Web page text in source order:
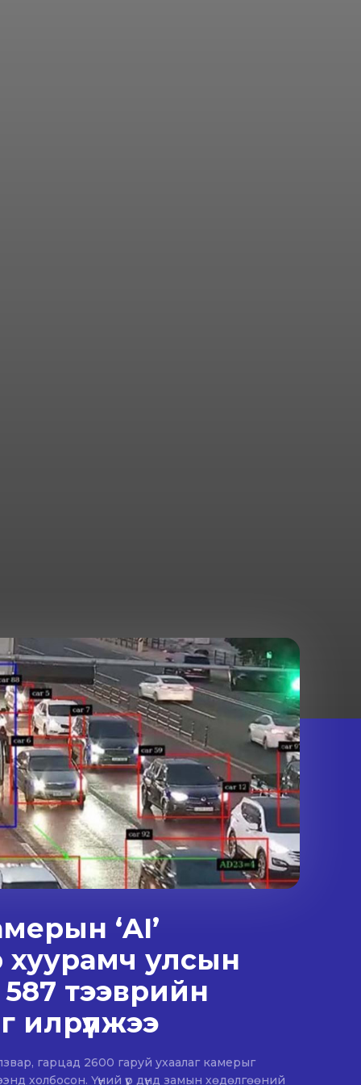
‘AI’
хуурамч улсын
тээврийн
илрүүлжээ
гарцад 2600 гаруй ухаалаг камерыг
холбосон. Үүний үр дүнд замын хөдөлгөөний